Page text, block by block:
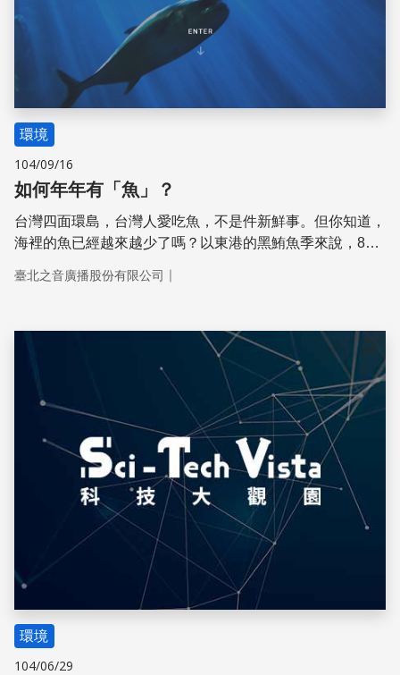
環境
104/09/16
如何年年有「魚」？
台灣四面環島，台灣人愛吃魚，不是件新鮮事。但你知道，
海裡的魚已經越來越少了嗎？以東港的黑鮪魚季來說，88
條都不到。漁獲量的削減十分驚人，但聰明吃——不挑太大
去，也讓海洋裡有魚，餐桌上也年年有魚。
臺北之音廣播股份有限公司 ｜
儲存
環境
104/06/29